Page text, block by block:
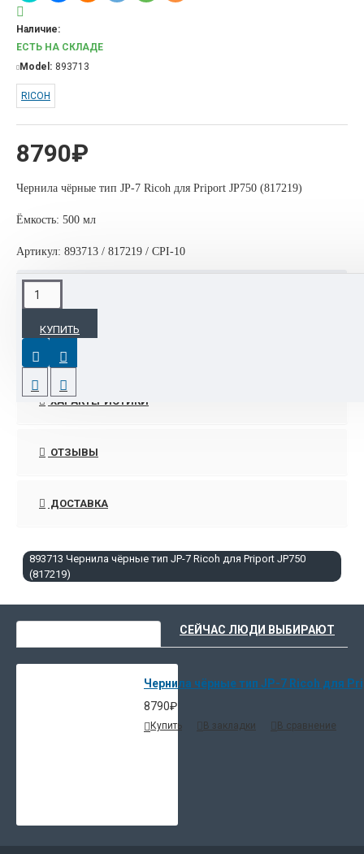
8790₽
Наличие:
ЕСТЬ НА СКЛАДЕ
Model: 893713
RICOH
Чернила чёрные тип JP-7 Ricoh для Priport JP750 (817219)
Ёмкость: 500 мл
Артикул: 893713 / 817219 / CPI-10
КУПИТЬ
Артикул: 893713 / 817219
Совместимость: Ricoh JP750/735/755
ХАРАКТЕРИСТИКИ
ОТЗЫВЫ
ДОСТАВКА
893713 Чернила чёрные тип JP-7 Ricoh для Priport JP750
(817219)
СЕЙЧАС ЛЮДИ ВЫБИРАЮТ
Чернила чёрные тип JP-7 Ricoh для
8790₽
Купить В закладки В сравнение